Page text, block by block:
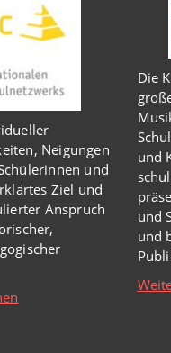
Neigungen
und
Ziel und
Anspruch
Die
und
und
und